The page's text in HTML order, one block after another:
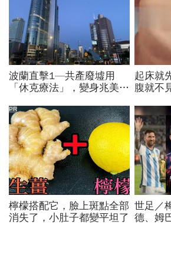
波蘭直擊1—共產廢墟用
「休克療法」，變身兆美元
花30年重新養活餵壯
起床就
腹就不
檸檬搭配它，臉上斑點全部
消失了，小肚子都變平坦了
PR
世足／
德、姆
73億